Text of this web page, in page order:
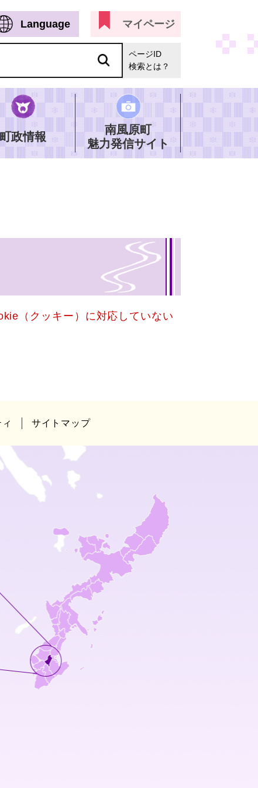
Language マイページ
ページID
検索とは？
政情報
南風原町
魅力発信サイト
（クッキー）に対応していない
サイトマップ